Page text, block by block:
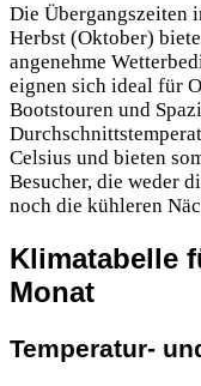
Die Übergangszeiten
Herbst (Oktober)
angenehme
eignen sich ideal für
Bootstouren und
Celsius und bieten
Besucher, die weder
noch die kühleren
Klimatabelle
Monat
Temperatur-